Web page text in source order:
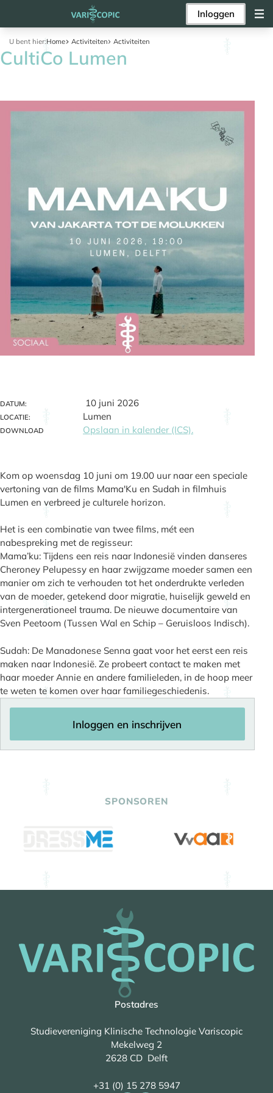
Inloggen
U bent hier:Home Activiteiten Activiteiten
CultiCo Lumen
DATUM: 10 juni 2026
LOCATIE: Lumen
DOWNLOAD Opslaan in kalender (ICS).
Kom op woensdag 10 juni om 19.00 uur naar een speciale
vertoning van de films Mama'Ku en Sudah in filmhuis
Lumen en verbreed je culturele horizon.
Het is een combinatie van twee films, mét een
nabespreking met de regisseur:
Mama’ku: Tijdens een reis naar Indonesië vinden danseres
Cheroney Pelupessy en haar zwijgzame moeder samen een
manier om zich te verhouden tot het onderdrukte verleden
van de moeder, getekend door migratie, huiselijk geweld en
intergenerationeel trauma. De nieuwe documentaire van
Sven Peetoom (Tussen Wal en Schip – Geruisloos Indisch).
Sudah: De Manadonese Senna gaat voor het eerst een reis
maken naar Indonesië. Ze probeert contact te maken met
haar moeder Annie en andere familieleden, in de hoop meer
te weten te komen over haar familiegeschiedenis.
Inloggen en inschrijven
SPONSOREN
Postadres
Studievereniging Klinische Technologie Variscopic
Mekelweg 2
2628 CD Delft
+31 (0) 15 278 5947